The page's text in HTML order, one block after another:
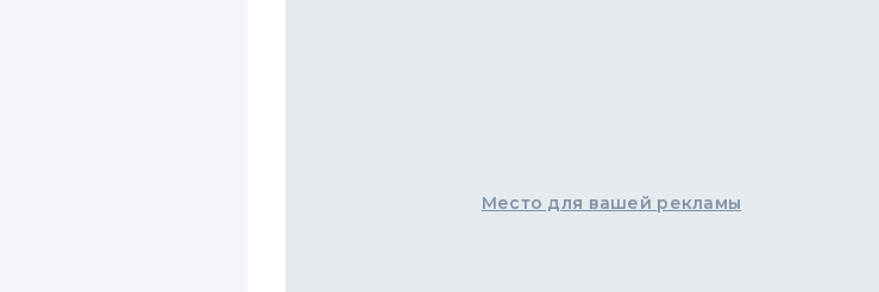
Место для вашей рекламы